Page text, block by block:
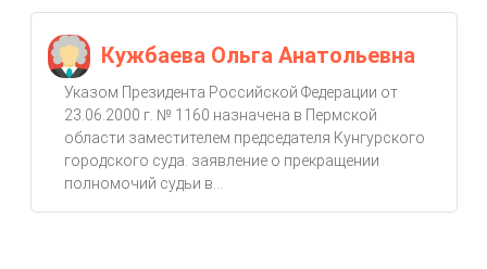
Кужбаева Ольга Анатольевна
Указом Президента Российской Федерации от
23.06.2000 г. № 1160 назначена в Пермской
области заместителем председателя Кунгурского
городского суда. заявление о прекращении
полномочий судьи в...